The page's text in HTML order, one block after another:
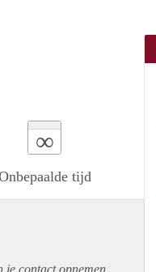
∞
tijd
je contact opnemen